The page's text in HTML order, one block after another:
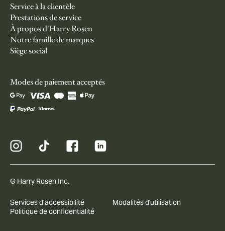
Service à la clientèle
Prestations de service
À propos d'Harry Rosen
Notre famille de marques
Siège social
Modes de paiement acceptés
© Harry Rosen Inc.
Services d’accessibilité
Modalités d'utilisation
Politique de confidentialité